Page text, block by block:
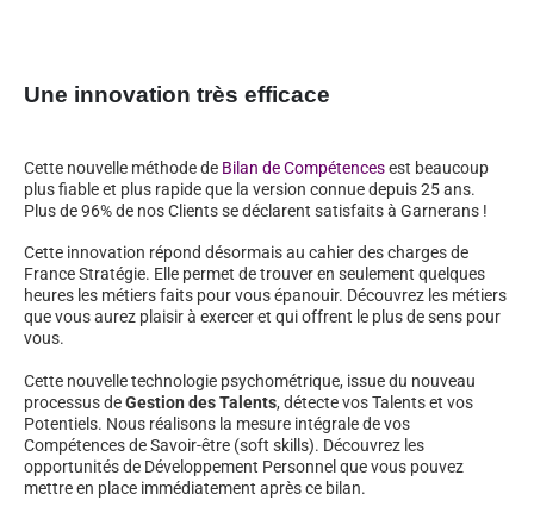
Une innovation très efficace
Cette nouvelle méthode de Bilan de Compétencesest beaucoup
plus fiable et plus rapide que la version connue depuis 25 ans.
Plus de 96% de nos Clients se déclarent satisfaits à Garnerans !
Cette innovation répond désormais au cahier des charges de
France Stratégie. Elle permet de trouver en seulement quelques
heures les métiers faits pour vous épanouir. Découvrez les métiers
que vous aurez plaisir à exercer et qui offrent le plus de sens pour
vous.
Cette nouvelle technologie psychométrique, issue du nouveau
processus deGestion des Talents, détecte vos Talents et vos
Potentiels. Nous réalisons la mesure intégrale de vos
Compétences de Savoir-être (soft skills). Découvrez les
opportunités de Développement Personnel que vous pouvez
mettre en place immédiatement après ce bilan.